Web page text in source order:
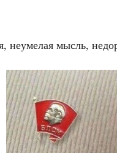
неуме­лая мысль,